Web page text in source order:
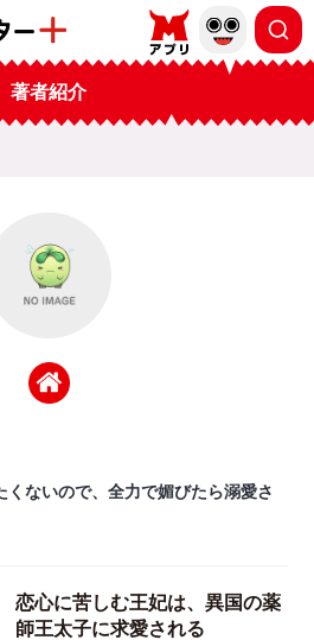
著者紹介
ないので、全力で媚びたら溺愛さ
恋心に苦しむ王妃は、異国の薬
師王太子に求愛される